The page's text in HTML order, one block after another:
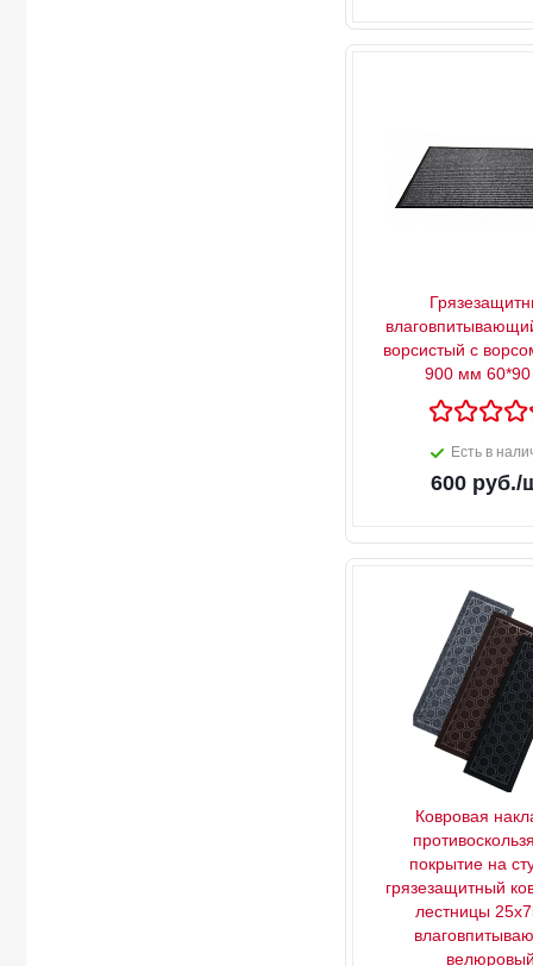
ворсистый с
900 мм
Есть в
600руб./
Ковровая
покрытие на
грязезащитный
лестницы
велюровый